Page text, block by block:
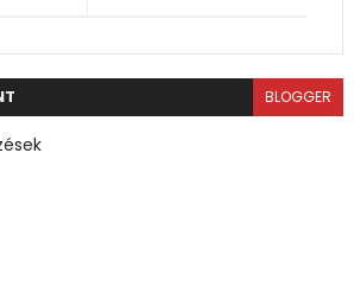
BLOGGER